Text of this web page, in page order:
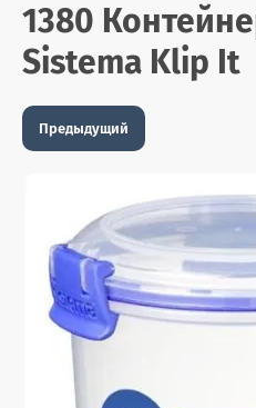
1380
Sistema Klip It
Предыдущий